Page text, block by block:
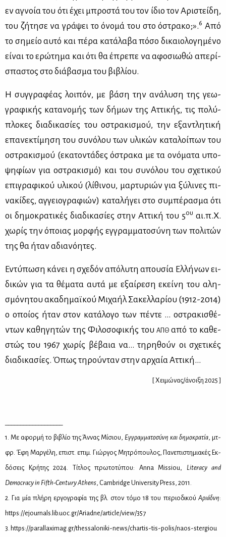
εν αγνοία του ότι έχει μπρο­στά του τον ίδιο τον Αρι­στεί­δη,
του ζή­τη­σε να γρά­ψει το όνο­μά του στο όστρα­κο;».6 Από
το ση­μείο αυ­τό και πέ­ρα κα­τά­λα­βα πό­σο δι­καιο­λο­γη­μέ­νο
εί­ναι το ερώ­τη­μα και ότι θα έπρε­πε να αφο­σιω­θώ απε­ρί­
σπα­στος στο διά­βα­σμα του βι­βλί­ου.
Η συγ­γρα­φέ­ας λοι­πόν, με βά­ση την ανά­λυ­ση της γε­ω­
γρα­φι­κής κα­τα­νο­μής των δή­μων της Ατ­τι­κής, τις πο­λύ­
πλο­κες δια­δι­κα­σί­ες του οστρα­κι­σμού, την εξα­ντλη­τι­κή
επα­νε­κτί­μη­ση του συ­νό­λου των υλι­κών κα­τα­λοί­πων του
οστρα­κι­σμού (εκα­το­ντά­δες όστρα­κα με τα ονό­μα­τα υπο­
ψη­φί­ων για οστρα­κι­σμό) και του συ­νό­λου του σχε­τι­κού
επι­γρα­φι­κού υλι­κού (λί­θι­νου, μαρ­τυ­ριών για ξύ­λι­νες πι­
να­κί­δες, αγ­γειο­γρα­φιών) κα­τα­λή­γει στο συ­μπέ­ρα­σμα ότι
οι δη­μο­κρα­τι­κές δια­δι­κα­σί­ες στην Ατ­τι­κή του 5ου αι.π.Χ.
χω­ρίς την όποιας μορ­φής εγ­γραμ­μα­το­σύ­νη των πο­λι­τών
της θα ήταν αδια­νό­η­τες.
Εντύ­πω­ση κά­νει η σχε­δόν από­λυ­τη απου­σία Ελ­λή­νων ει­
δι­κών για τα θέ­μα­τα αυ­τά με εξαί­ρε­ση εκεί­νη του αλη­
σμό­νη­του ακα­δη­μαϊ­κού Μι­χα­ήλ Σα­κελ­λα­ρί­ου (1912-2014)
ο οποί­ος ήταν στον κα­τά­λο­γο των πέ­ντε … οστρα­κι­σθέ­
ντων κα­θη­γη­τών της Φι­λο­σο­φι­κής του ΑΠΘαπό το κα­θε­
στώς του 1967 χω­ρίς βέ­βαια να… τη­ρη­θούν οι σχε­τι­κές
δια­δι­κα­σί­ες. Όπως τη­ρού­νταν στην αρ­χαία Ατ­τι­κή…
[ Χειμώνας/άνοιξη 2025 ]
1. Με αφορ­μή το βι­βλίο της Άν­νας Μί­σιου, Εγ­γραμ­μα­το­σύ­νη και δη­μο­κρα­τία, μτ­
φρ. Έφη Μαρ­γέ­λη, επιστ. επιμ. Γιώρ­γος Μη­τρό­που­λος, Πα­νε­πι­στη­μια­κές Εκ­
δό­σεις Κρή­της 2024. Τί­τλος πρω­το­τύ­που: Anna Missiou, Literacy and
Democracy in Fifth-Century Athens, Cambridge University Press, 2011.
2. Για μία πλή­ρη ερ­γο­γρα­φία της βλ. στον τό­μο 18 του πε­ριο­δι­κού Αριά­δνη:
https://​ejo​urna​ls.​lib.​uoc.​gr/​Ariadne/​article/​view/​357
3. https://​par​alla​xima​g.​gr/​the​ssal​onik​i-​news/​chartis-​tis-​polis/​naos-​stergiou